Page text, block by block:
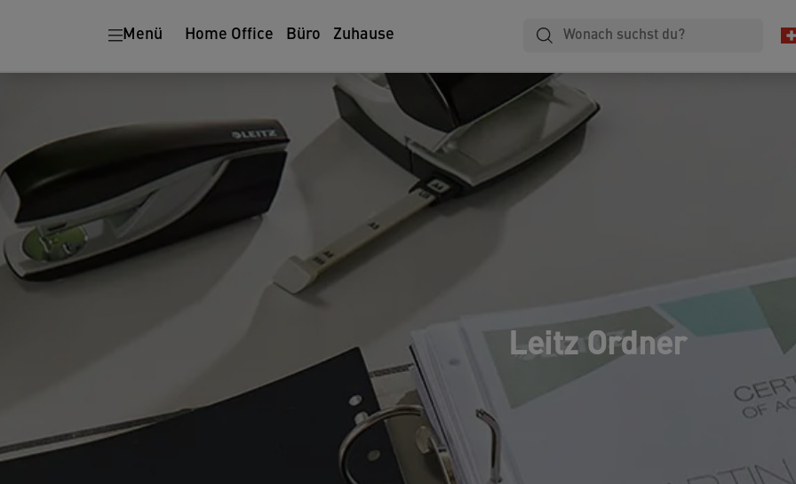
Menü Home Office Büro Zuhause
Leitz Ordner